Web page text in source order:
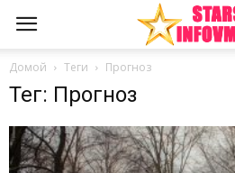
Домой Теги Прогноз
Тег: Прогноз